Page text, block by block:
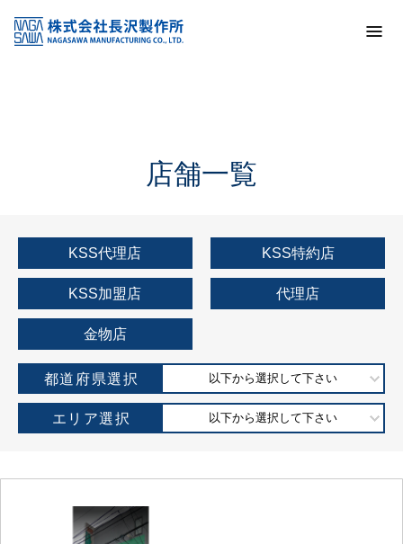
KSS加盟店・取扱店情報
店舗一覧
店舗一覧
KSS代理店 KSS特約店
KSS加盟店 代理店
金物店
都道府県選択 以下から選択して下さい
エリア選択 以下から選択して下さい